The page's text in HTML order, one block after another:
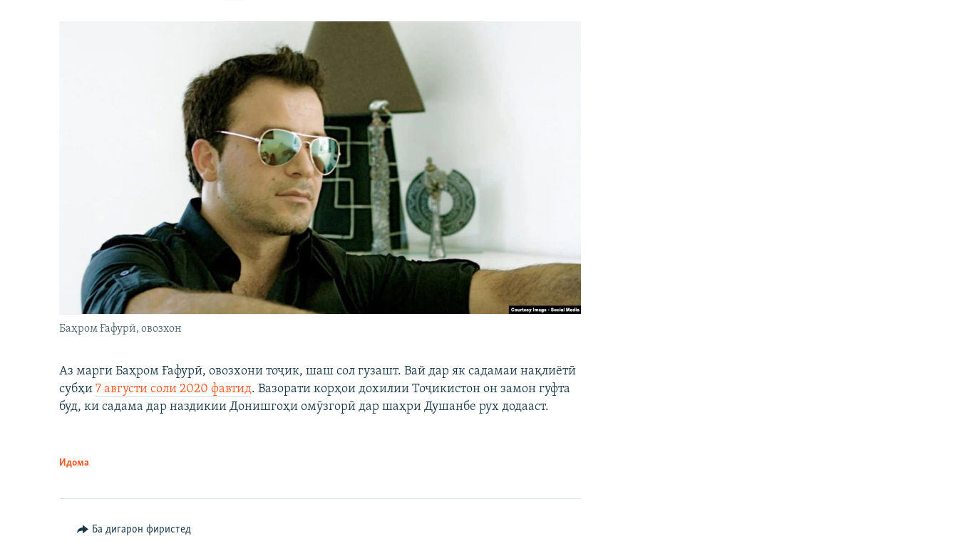
Баҳром Ғафурӣ, овозхон
Аз марги Баҳром Ғафурӣ, овозхони тоҷик, шаш сол гузашт. Вай дар як садамаи нақлиётӣ
субҳи 7 августи соли 2020 фавтид. Вазорати корҳои дохилии Тоҷикистон он замон гуфта
буд, ки садама дар наздикии Донишгоҳи омӯзгорӣ дар шаҳри Душанбе рух додааст.
Идома
Ба дигарон фиристед